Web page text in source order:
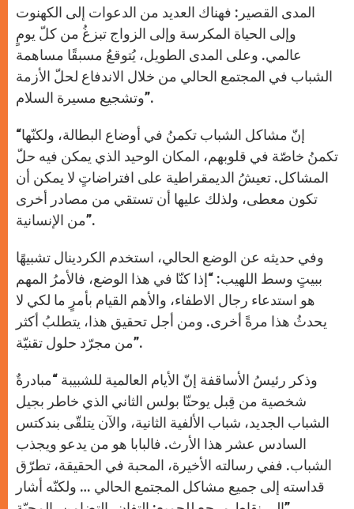
المدى القصير: فهناك العديد من الدعوات إلى الكهنوت
وإلى الحياة المكرسة وإلى الزواج تبزغُ من كلّ يومٍ
عالمي. وعلى المدى الطويل، يُتوقعُ مسبقًا مساهمة
الشباب في المجتمع الحالي من خلال الاندفاع لحلّ الأزمة
وتشجيع مسيرة السلام”.
“إنّ مشاكل الشباب تكمنُ في أوضاع البطالة، ولكنّها
تكمنُ خاصّة في قلوبهم، المكان الوحيد الذي يمكن فيه حلّ
المشاكل. تعيشُ الديمقراطية على افتراضاتٍ لا يمكن أن
تكون معطى، ولذلك عليها أن تستقي من مصادر أخرى
من الإنسانية”.
وفي حديثه عن الوضع الحالي، استخدم الكردينال تشبيهًا
ببيتٍ وسط اللهيب: “إذا كنّا في هذا الوضع، فالأمرُ المهم
هو استدعاء رجال الاطفاء، والأهم القيام بأمرٍ ما لكي لا
يحدثُ هذا مرةً أخرى. ومن أجل تحقيق هذا، يتطلبُ أكثر
من مجرّد حلول تقنيّة”.
وذكر رئيسُ الأساقفة إنّ الأيام العالمية للشبيبة “مبادرةٌ
شخصية من قِبل يوحنّا بولس الثاني الذي خاطر بجيل
الشباب الجديد، شباب الألفية الثانية، والآن يتلقّى بندكتس
السادس عشر هذا الأرث. فالبابا هو من يدعو ويجذب
الشباب. ففي رسالته الأخيرة، المحبة في الحقيقة، تطرّق
قداسته إلى جميع مشاكل المجتمع الحالي … ولكنّه أشار